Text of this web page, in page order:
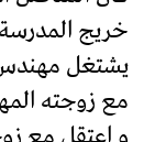
خريج
يشتغل مهندس
مع زوجته